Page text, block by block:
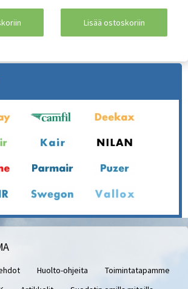
Lisää ostoskoriin
Huolto-ohjeita
Toimintatapamme